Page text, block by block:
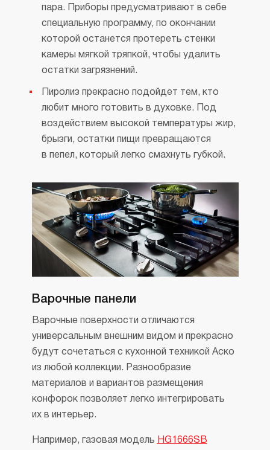
пара. Приборы предусматривают в себе
специальную программу, по окончании
которой останется протереть стенки
камеры мягкой тряпкой, чтобы удалить
остатки загрязнений.
Пиролиз прекрасно подойдет тем, кто
любит много готовить в духовке. Под
воздействием высокой температуры жир,
брызги, остатки пищи превращаются
в пепел, который легко смахнуть губкой.
Варочные панели
Варочные поверхности отличаются
универсальным внешним видом и прекрасно
будут сочетаться с кухонной техникой Аско
из любой коллекции. Разнообразие
материалов и вариантов размещения
конфорок позволяет легко интегрировать
их в интерьер.
Например, газовая модель HG1666SB